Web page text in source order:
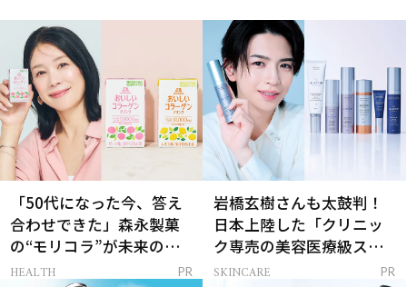
「50代になった今、答え
合わせできた」森永製菓
の“モリコラ”が未来のキ
レイを連れてくる！
HEALTH PR
岩橋玄樹さんも太鼓判！
日本上陸した「クリニッ
ク専売の美容医療級スキ
ンケア」
SKINCARE PR